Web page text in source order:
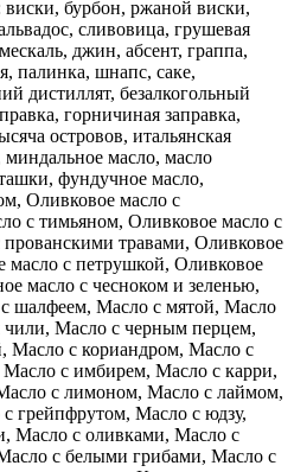
виски, бурбон, ржаной виски,
сливовица, грушевая
джин, абсент, граппа,
палинка, шнапс, саке,
дистиллят, безалкогольный
горничиная заправка,
островов, итальянская
миндальное масло, масло
фундучное масло,
Оливковое масло с
с тимьяном, Оливковое масло с
травами, Оливковое
масло с петрушкой, Оливковое
масло с чесноком и зеленью,
шалфеем, Масло с мятой, Масло
Масло с черным перцем,
Масло с кориандром, Масло с
с имбирем, Масло с карри,
с лимоном, Масло с лаймом,
грейпфрутом, Масло с юдзу,
Масло с оливками, Масло с
с белыми грибами, Масло с